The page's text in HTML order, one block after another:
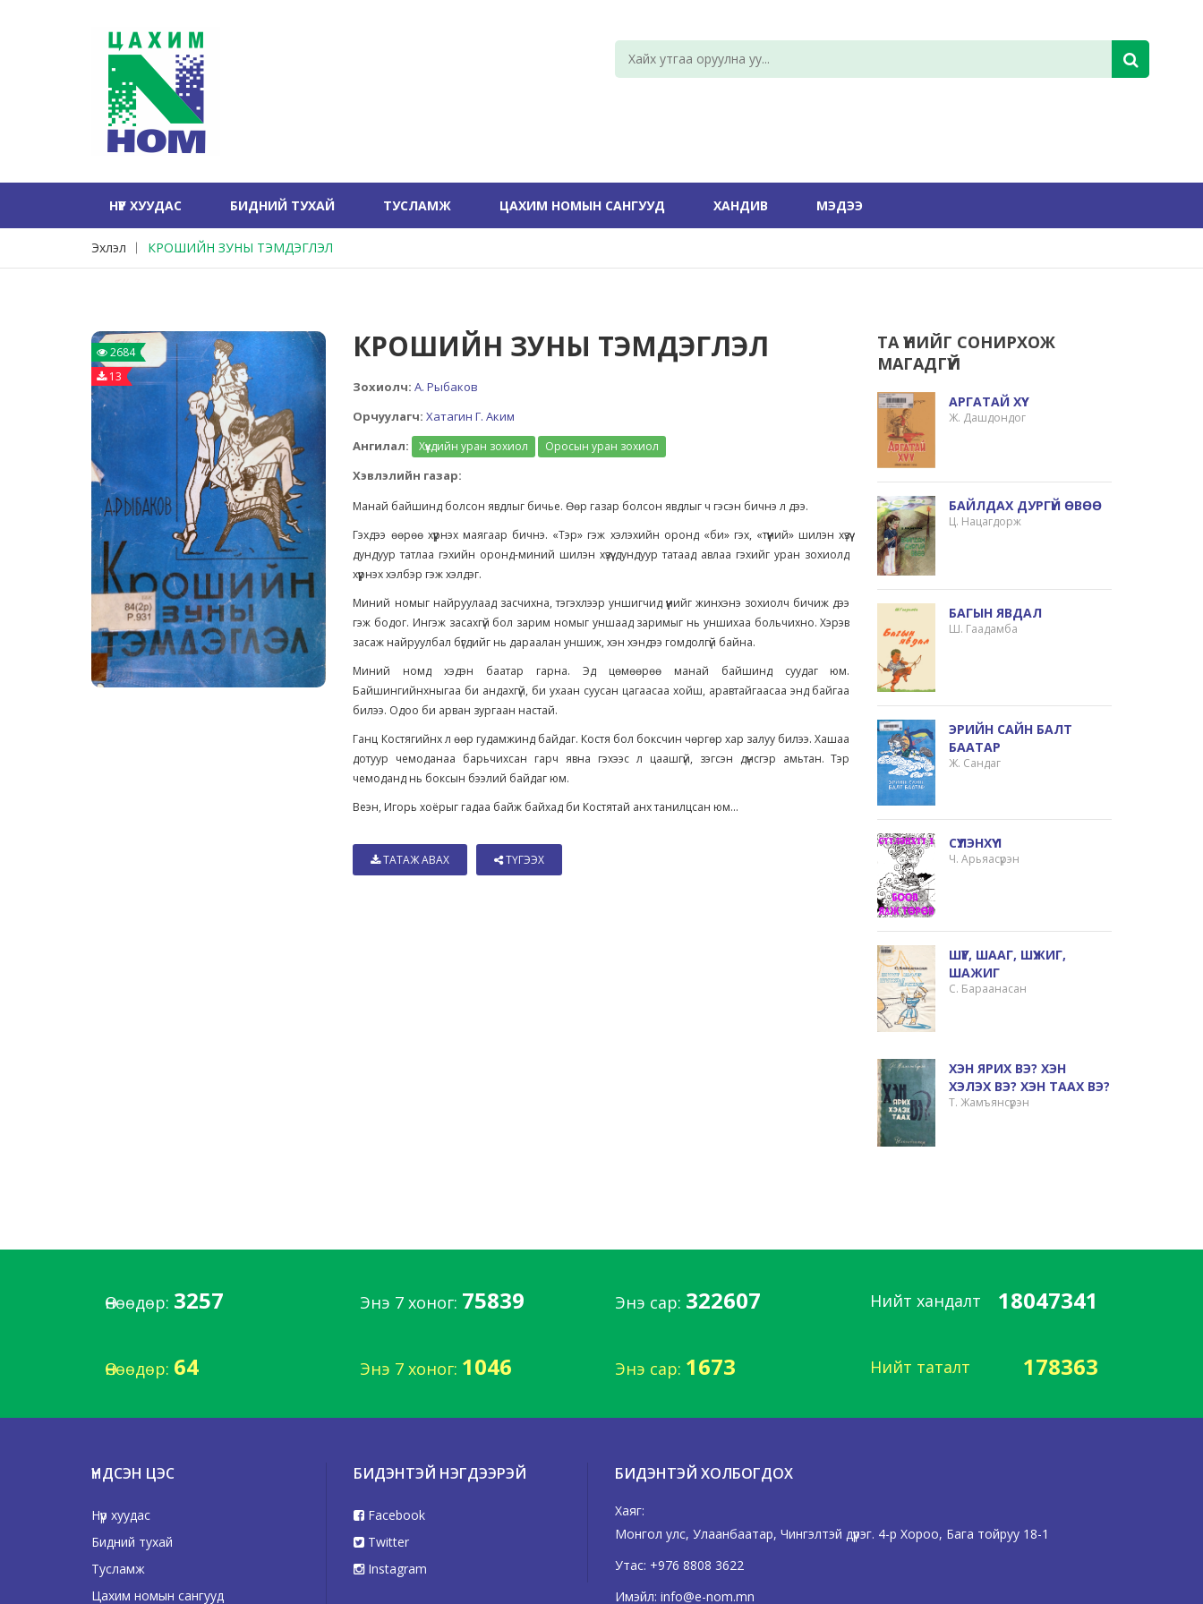
НҮҮР ХУУДАС БИДНИЙ ТУХАЙ ТУСЛАМЖ ЦАХИМ НОМЫН САНГУУД ХАНДИВ МЭДЭЭ
Эхлэл КРОШИЙН ЗУНЫ ТЭМДЭГЛЭЛ
2684
13
КРОШИЙН ЗУНЫ ТЭМДЭГЛЭЛ
Зохиолч: А. Рыбаков
Орчуулагч: Хатагин Г. Аким
Ангилал:
Хүүхдийн уран зохиол Оросын уран зохиол
Хэвлэлийн газар:
Манай байшинд болсон явдлыг бичье. Өөр газар болсон явдлыг ч гэсэн бичнэ л дээ.
Гэхдээ өөрөө хүүрнэх маягаар бичнэ. «Тэр» гэж хэлэхийн оронд «би» гэх, «түүний» шилэн хүзүү
дундуур татлаа гэхийн оронд-миний шилэн хүзүү дундуур татаад авлаа гэхийг уран зохиолд
хүүрнэх хэлбэр гэж хэлдэг.
Миний номыг найруулаад засчихна, тэгэхлээр уншигчид үүнийг жинхэнэ зохиолч бичиж дээ
гэж бодог. Ингэж засахгүй бол зарим номыг уншаад заримыг нь уншихаа больчихно. Хэрэв
засаж найруулбал бүгдийг нь дараалан уншиж, хэн хэндээ гомдолгүй байна.
Миний номд хэдэн баатар гарна. Эд цөмөөрөө манай байшинд суудаг юм.
Байшингийнхныгаа би андахгүй, би ухаан суусан цагаасаа хойш, аравтайгаасаа энд байгаа
билээ. Одоо би арван зургаан настай.
Ганц Костягийнх л өөр гудамжинд байдаг. Костя бол боксчин чөргөр хар залуу билээ. Хашаа
дотуур чемоданаа барьчихсан гарч явна гэхээс л цаашгүй, зэгсэн дүнсгэр амьтан. Тэр
чемоданд нь боксын бээлий байдаг юм.
Веэн, Игорь хоёрыг гадаа байж байхад би Костятай анх танилцсан юм...
ТАТАЖ АВАХ ТҮГЭЭХ
ТА ҮҮНИЙГ СОНИРХОЖ
МАГАДГҮЙ
АРГАТАЙ ХҮҮ
Ж. Дашдондог
БАЙЛДАХ ДУРГҮЙ ӨВӨӨ
Ц. Нацагдорж
БАГЫН ЯВДАЛ
Ш. Гаадамба
ЭРИЙН САЙН БАЛТ
БААТАР
Ж. Сандаг
СҮҮЛЭНХҮҮ 1
Ч. Арьяасүрэн
ШҮҮГ, ШААГ, ШҮЖИГ,
ШАЖИГ
С. Бараанасан
ХЭН ЯРИХ ВЭ? ХЭН
ХЭЛЭХ ВЭ? ХЭН ТААХ ВЭ?
Т. Жамъянсүрэн
Өнөөдөр: 3257 Энэ 7 хоног: 75839 Энэ сар: 322607 Нийт хандалт 18047341
Өнөөдөр: 64 Энэ 7 хоног: 1046 Энэ сар: 1673 Нийт таталт 178363
ҮНДСЭН ЦЭС
Нүүр хуудас
Бидний тухай
Тусламж
Цахим номын сангууд
БИДЭНТЭЙ НЭГДЭЭРЭЙ
Facebook
Twitter
Instagram
БИДЭНТЭЙ ХОЛБОГДОХ
Хаяг:
Монгол улс, Улаанбаатар, Чингэлтэй дүүрэг. 4-р Хороо, Бага тойруу 18-1
Утас: +976 8808 3622
Имэйл: info@e-nom.mn